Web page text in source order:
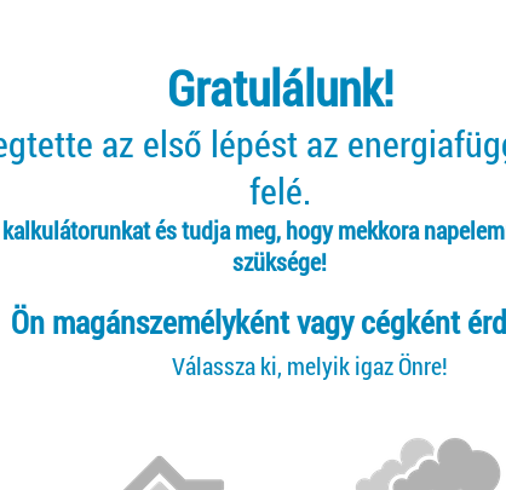
Gratulálunk!
az első lépést az
felé.
és tudja meg, hogy mekkora
szüksége!
Ön magánszemélyként vagy cégként
Válassza ki, melyik igaz Önre!